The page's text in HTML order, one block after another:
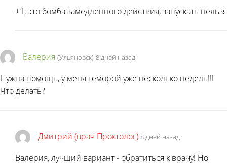
+1, это бомба замедленного действия, запускать нельзя
Валерия (Ульяновск) 8 дней назад
Нужна помощь, у меня геморой уже несколько недель!!!
Что делать?
Дмитрий (врач Проктолог) 8 дней назад
Валерия, лучший вариант - обратиться к врачу! Но